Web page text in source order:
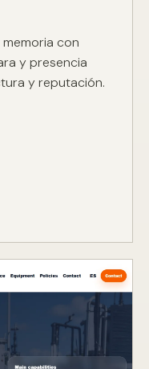
con
y presencia
y reputación.